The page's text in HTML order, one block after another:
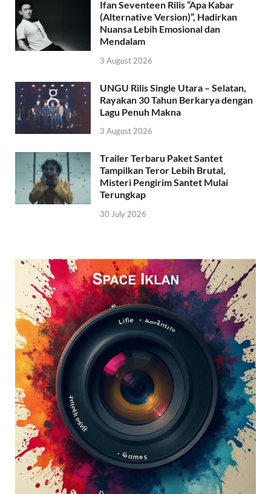
Ifan Seventeen Rilis “Apa Kabar
(Alternative Version)”, Hadirkan
Nuansa Lebih Emosional dan
Mendalam
3 August 2026
UNGU Rilis Single Utara – Selatan,
Rayakan 30 Tahun Berkarya dengan
Lagu Penuh Makna
3 August 2026
Trailer Terbaru Paket Santet
Tampilkan Teror Lebih Brutal,
Misteri Pengirim Santet Mulai
Terungkap
30 July 2026